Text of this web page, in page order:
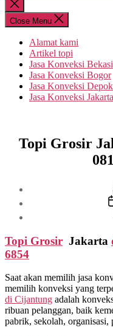
Close
search
Close Menu
Alamat kami
Artikel topi
Jasa Konveksi Bekasi
Jasa Konveksi Bogor
Jasa Konveksi Depok
Jasa Konveksi Jakarta
Topi Grosir
Topi Grosir Jakarta
6854
Saat akan memilih jasa
memilih konveksi yang
di Cijantung adalah
ribuan pelanggan, baik
pabrik, sekolah, organisasi,